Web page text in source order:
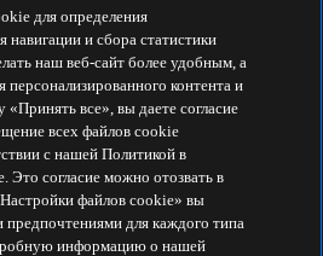
ответственность
продуктов
для определения
и сбора статистики
наш веб-сайт более удобным, а
персонализированного контента и
все», вы даете согласие
всех файлов cookie
с нашей Политикой в
согласие можно отозвать в
файлов cookie» вы
предпочтениями для каждого типа
информацию о нашей